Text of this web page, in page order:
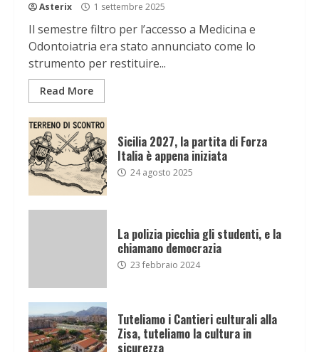
Asterix 1 settembre 2025
Il semestre filtro per l’accesso a Medicina e
Odontoiatria era stato annunciato come lo
strumento per restituire...
Read More
Sicilia 2027, la partita di Forza
Italia è appena iniziata
24 agosto 2025
La polizia picchia gli studenti, e la
chiamano democrazia
23 febbraio 2024
Tuteliamo i Cantieri culturali alla
Zisa, tuteliamo la cultura in
sicurezza